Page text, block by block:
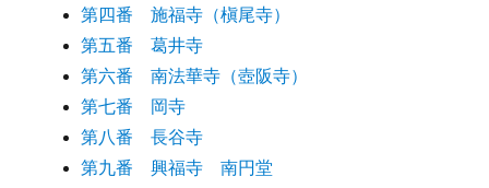
第四番 施福寺（槇尾寺）
第五番 葛井寺
第六番 南法華寺（壺阪寺）
第七番 岡寺
第八番 長谷寺
第九番 興福寺 南円堂